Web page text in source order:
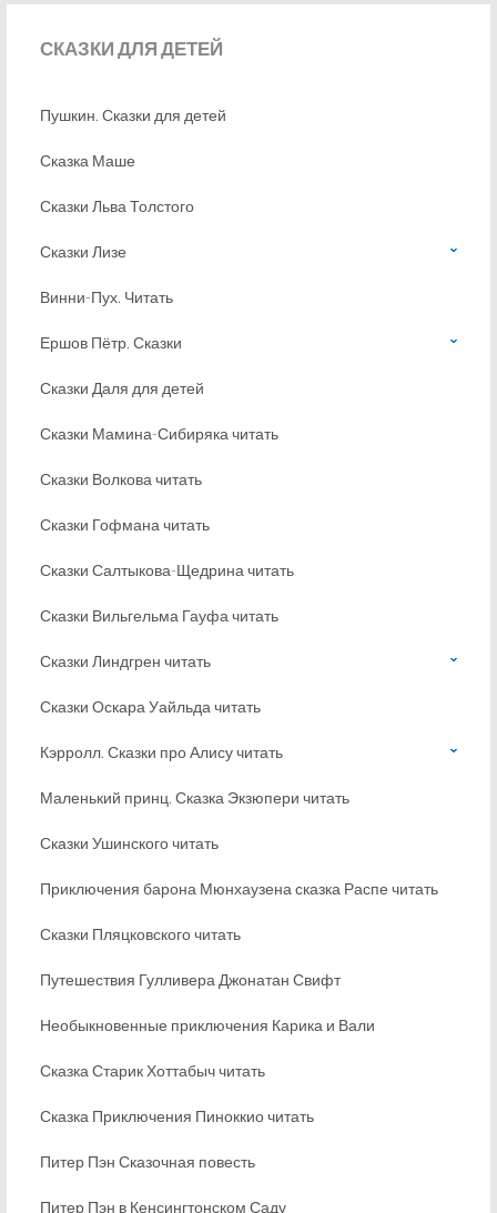
СКАЗКИДЛЯ ДЕТЕЙ
Пушкин. Сказки для детей
Сказка Маше
Сказки Льва Толстого
Сказки Лизе
Винни-Пух. Читать
Ершов Пётр. Сказки
Сказки Даля для детей
Сказки Мамина-Сибиряка читать
Сказки Волкова читать
Сказки Гофмана читать
Сказки Салтыкова-Щедрина читать
Сказки Вильгельма Гауфа читать
Сказки Линдгрен читать
Сказки Оскара Уайльда читать
Кэрролл. Сказки про Алису читать
Маленький принц. Сказка Экзюпери читать
Сказки Ушинского читать
Приключения барона Мюнхаузена сказка Распе читать
Сказки Пляцковского читать
Путешествия Гулливера Джонатан Свифт
Необыкновенные приключения Карика и Вали
Сказка Старик Хоттабыч читать
Сказка Приключения Пиноккио читать
Питер Пэн Сказочная повесть
Питер Пэн в Кенсингтонском Саду